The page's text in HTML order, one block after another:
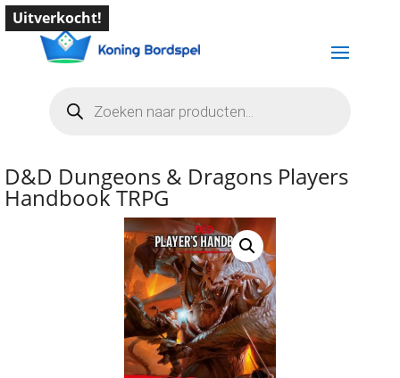
zoeken
Uitverkocht!
D&D Dungeons & Dragons Players
Handbook TRPG